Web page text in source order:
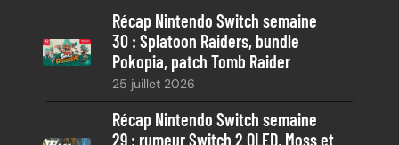
c
h
Récap Nintendo Switch semaine
30 : Splatoon Raiders, bundle
Pokopia, patch Tomb Raider
25 juillet 2026
Récap Nintendo Switch semaine
29 : rumeur Switch 2 OLED, Moss et